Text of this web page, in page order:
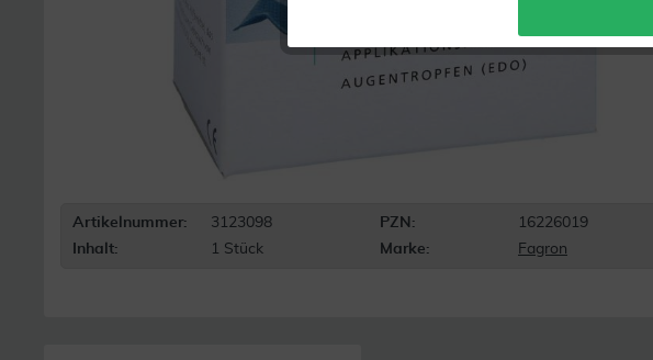
Artikelnummer: 3123098 PZN:
16226019
Inhalt:
1 Stück Marke: Fagron